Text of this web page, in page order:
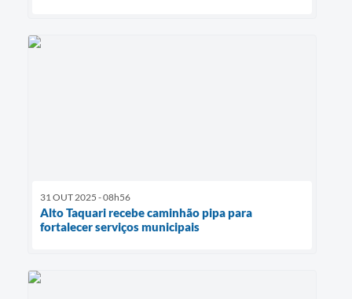
31 OUT 2025 - 08h56
Alto Taquari recebe caminhão pipa para
fortalecer serviços municipais